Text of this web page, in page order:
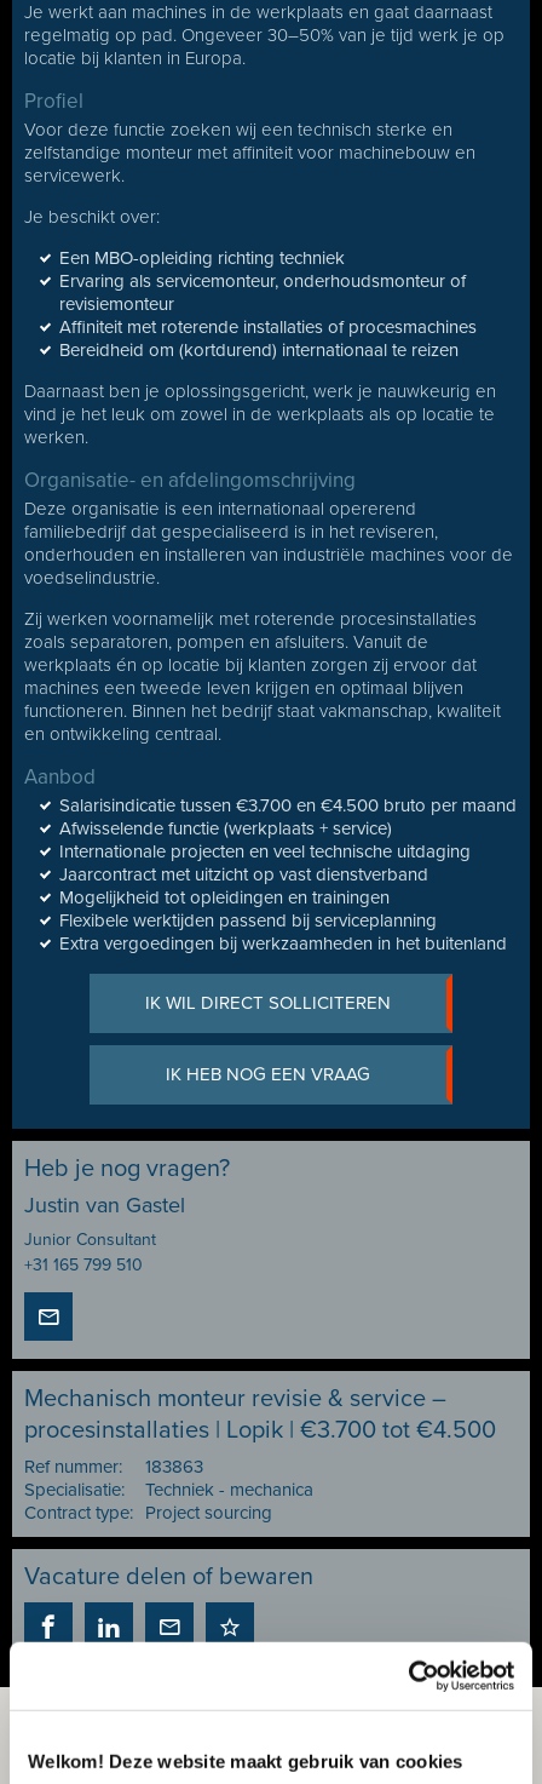
Welkom! Deze website maakt gebruik van cookies
Je werkt aan machines in de werkplaats en gaat daarnaast
regelmatig op pad. Ongeveer 30–50% van je tijd werk je op
locatie bij klanten in Europa.
Profiel
Voor deze functie zoeken wij een technisch sterke en
zelfstandige monteur met affiniteit voor machinebouw en
servicewerk.
Je beschikt over:
Een MBO-opleiding richting techniek
Ervaring als servicemonteur, onderhoudsmonteur of
revisiemonteur
Affiniteit met roterende installaties of procesmachines
Bereidheid om (kortdurend) internationaal te reizen
Daarnaast ben je oplossingsgericht, werk je nauwkeurig en
vind je het leuk om zowel in de werkplaats als op locatie te
werken.
Organisatie- en afdelingomschrijving
Deze organisatie is een internationaal opererend
familiebedrijf dat gespecialiseerd is in het reviseren,
onderhouden en installeren van industriële machines voor de
voedselindustrie.
Zij werken voornamelijk met roterende procesinstallaties
zoals separatoren, pompen en afsluiters. Vanuit de
werkplaats én op locatie bij klanten zorgen zij ervoor dat
machines een tweede leven krijgen en optimaal blijven
functioneren. Binnen het bedrijf staat vakmanschap, kwaliteit
en ontwikkeling centraal.
Aanbod
Salarisindicatie tussen €3.700 en €4.500 bruto per maand
Afwisselende functie (werkplaats + service)
Internationale projecten en veel technische uitdaging
Jaarcontract met uitzicht op vast dienstverband
Mogelijkheid tot opleidingen en trainingen
Flexibele werktijden passend bij serviceplanning
Extra vergoedingen bij werkzaamheden in het buitenland
IK WIL DIRECT SOLLICITEREN
IK HEB NOG EEN VRAAG
Heb je nog vragen?
Justin van Gastel
Junior Consultant
+31 165 799 510
Mechanisch monteur revisie & service –
procesinstallaties | Lopik | €3.700 tot €4.500
Ref nummer:
183863
Specialisatie:
Techniek - mechanica
Contract type:
Project sourcing
Vacature delen of bewaren